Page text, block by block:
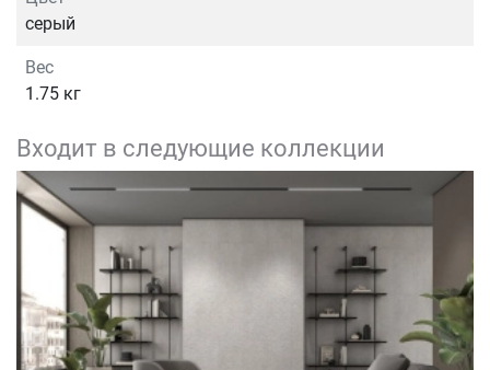
серый
Вес
1.75 кг
Входит в следующие коллекции